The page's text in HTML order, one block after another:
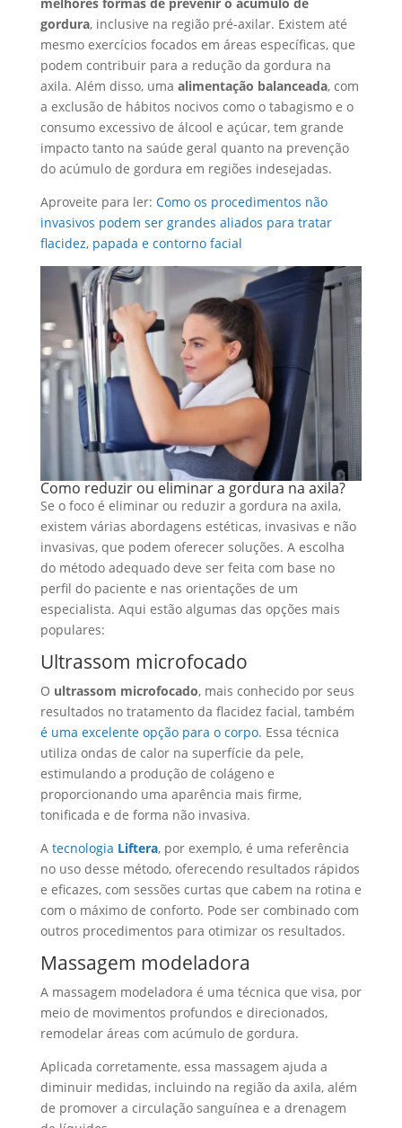
gordura, inclusive na região pré-axilar. Existem até
mesmo exercícios focados em áreas específicas, que
podem contribuir para a redução da gordura na
axila. Além disso, uma alimentação balanceada, com
a exclusão de hábitos nocivos como o tabagismo e o
consumo excessivo de álcool e açúcar, tem grande
impacto tanto na saúde geral quanto na prevenção
do acúmulo de gordura em regiões indesejadas.
Aproveite para ler: Como os procedimentos não
invasivos podem ser grandes aliados para tratar
flacidez, papada e contorno facial
Como reduzir ou eliminar a gordura na axila?
Se o foco é eliminar ou reduzir a gordura na axila,
existem várias abordagens estéticas, invasivas e não
invasivas, que podem oferecer soluções. A escolha
do método adequado deve ser feita com base no
perfil do paciente e nas orientações de um
especialista. Aqui estão algumas das opções mais
populares:
Ultrassom microfocado
O ultrassom microfocado, mais conhecido por seus
resultados no tratamento da flacidez facial, também
é uma excelente opção para o corpo. Essa técnica
utiliza ondas de calor na superfície da pele,
estimulando a produção de colágeno e
proporcionando uma aparência mais firme,
tonificada e de forma não invasiva.
A tecnologia Liftera, por exemplo, é uma referência
no uso desse método, oferecendo resultados rápidos
e eficazes, com sessões curtas que cabem na rotina e
com o máximo de conforto. Pode ser combinado com
outros procedimentos para otimizar os resultados.
Massagem modeladora
A massagem modeladora é uma técnica que visa, por
meio de movimentos profundos e direcionados,
remodelar áreas com acúmulo de gordura.
Aplicada corretamente, essa massagem ajuda a
diminuir medidas, incluindo na região da axila, além
de promover a circulação sanguínea e a drenagem